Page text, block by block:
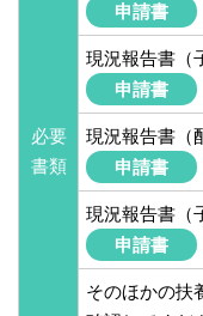
必要
書類
申請書
現況報告書（
申請書
現況報告書（
申請書
現況報告書（
申請書
そのほかの扶